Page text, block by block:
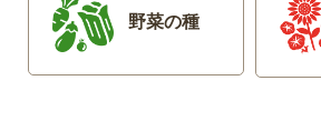
野菜の種